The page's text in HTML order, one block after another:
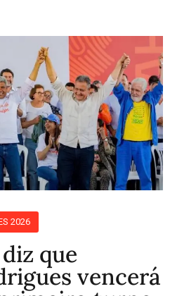
2026
que
vencerá